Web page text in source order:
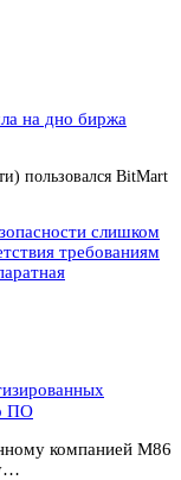
на дно биржа
пользовался BitMart
слишком
требованиям
ПО
компанией M86